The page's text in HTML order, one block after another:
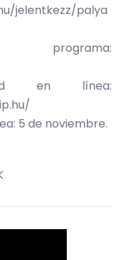
jelentkezz/palya
en línea:
5 de noviembre.